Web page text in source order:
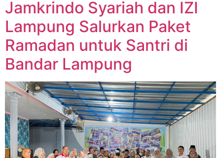
Jamkrindo Syariah dan IZI
Lampung Salurkan Paket
Ramadan untuk Santri di
Bandar Lampung